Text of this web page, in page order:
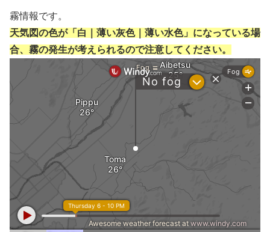
霧情報です。
天気図の色が「白｜薄い灰色｜薄い水色」になっている場
合、霧の発生が考えられるので注意してください。